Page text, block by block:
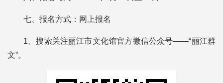
七、报名方式：网上报名
1、搜索关注丽江市文化馆官方微信公众号——“丽江群
文”。